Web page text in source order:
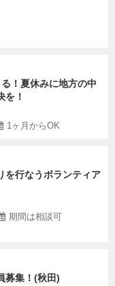
！夏休みに地方の中
を！
1ヶ月からOK
を行なうボランティア
期間は相談可
募集！(秋田)